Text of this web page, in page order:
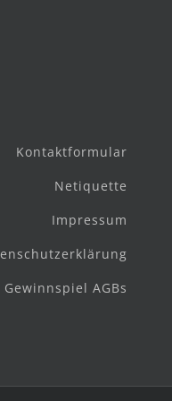
Kontaktformular
Netiquette
Impressum
Gewinnspiel AGBs